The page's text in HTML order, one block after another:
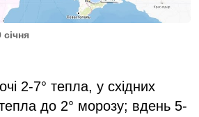
2-7° тепла, у східних
до 2° морозу; вдень 5-